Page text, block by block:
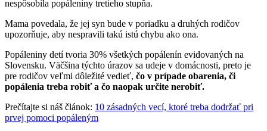
nespôsobila popáleniny tretieho stupňa.
Mama povedala, že jej syn bude v poriadku a druhých rodičov
upozorňuje, aby nespravili takú istú chybu ako ona.
Popáleniny detí tvoria 30% všetkých popálenín evidovaných na
Slovensku. Väčšina týchto úrazov sa udeje v domácnosti, preto je
pre rodičov veľmi dôležité vedieť, čo v prípade obarenia, či
popálenia treba robiť a čo naopak určite nerobiť.
Prečítajte si náš článok: 10 zásadných vecí, ktoré treba dodržať pri
prvej pomoci popáleným